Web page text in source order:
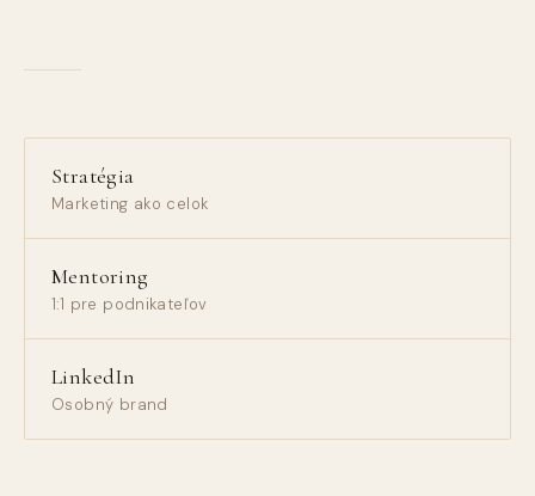
Stratégia
Marketing ako celok
Mentoring
1:1 pre podnikateľov
LinkedIn
Osobný brand